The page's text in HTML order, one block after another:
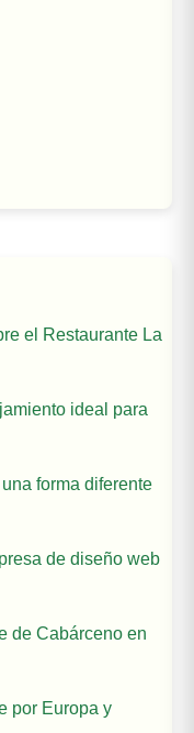
el Restaurante La
ideal para
forma diferente
de diseño web
de Cabárceno en
por Europa y